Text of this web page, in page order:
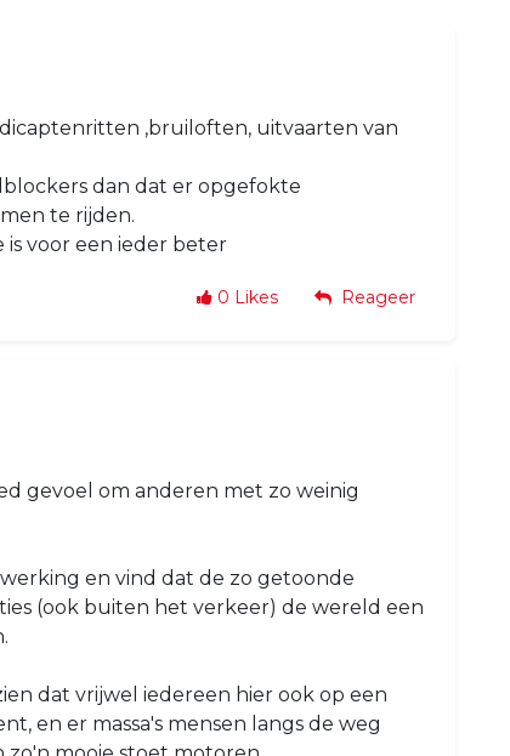
,bruiloften, uitvaarten van
dan dat er opgefokte
te rijden.
voor een ieder beter
0 Likes Reageer
gevoel om anderen met zo weinig
en vind dat de zo getoonde
(ook buiten het verkeer) de wereld een
dat vrijwel iedereen hier ook op een
en er massa's mensen langs de weg